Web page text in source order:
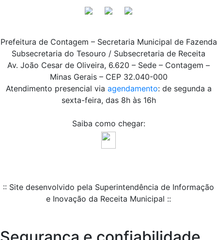
Prefeitura de Contagem – Secretaria Municipal de Fazenda
Subsecretaria do Tesouro / Subsecretaria de Receita
Av. João Cesar de Oliveira, 6.620 – Sede – Contagem –
Minas Gerais – CEP 32.040-000
Atendimento presencial via agendamento: de segunda a
sexta-feira, das 8h às 16h
Saiba como chegar:
:: Site desenvolvido pela Superintendência de Informação
e Inovação da Receita Municipal ::